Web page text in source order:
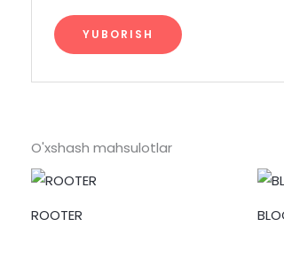
O'xshash mahsulotlar
ROOTER